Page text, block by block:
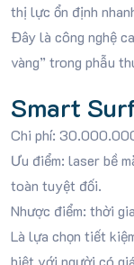
thị lực ổn định
Đây là công nghệ
vàng” trong phẫu
Smart
Chi phí:
Ưu điểm: laser bề
toàn tuyệt đối.
Nhược điểm: thời
Là lựa chọn tiết
biệt với người có